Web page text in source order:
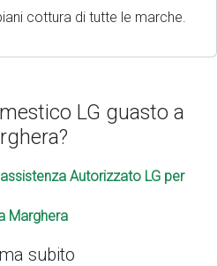
cottura di tutte le marche.
LG guasto a
Autorizzato LG per
Marghera
subito